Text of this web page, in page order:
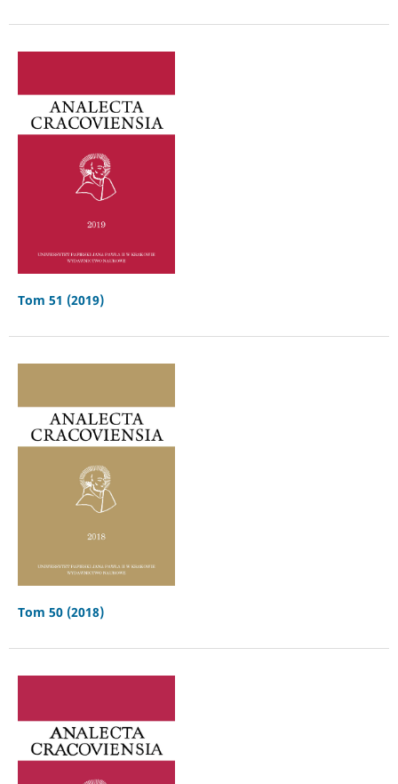
Tom 51 (2019)
Tom 50 (2018)